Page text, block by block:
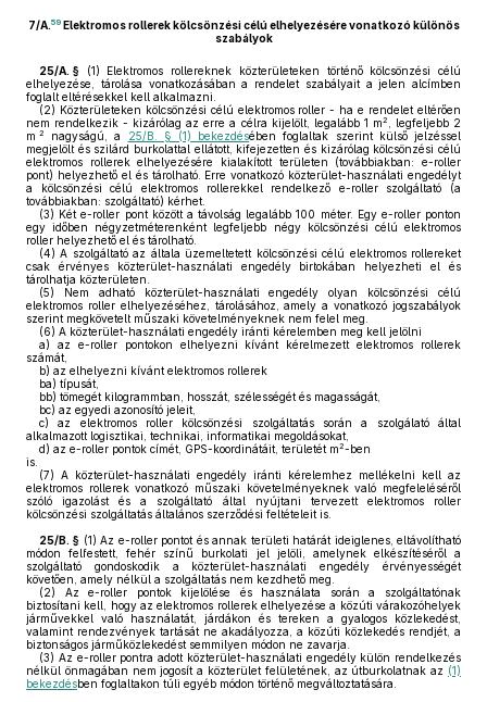
7/A.59 Elektromos rollerek kölcsönzési célú elhelyezésére vonatkozó különös
szabályok
25/A. § (1) Elektromos rollereknek közterületeken történő kölcsönzési célú
elhelyezése, tárolása vonatkozásában a rendelet szabályait a jelen alcímben
foglalt eltérésekkel kell alkalmazni.
(2) Közterületeken kölcsönzési célú elektromos roller - ha e rendelet eltérően
nem rendelkezik - kizárólag az erre a célra kijelölt, legalább 1 m2
, legfeljebb 2
m 2 nagyságú, a 25/B. § (1) bekezdésében foglaltak szerint külső jelzéssel
megjelölt és szilárd burkolattal ellátott, kifejezetten és kizárólag kölcsönzési célú
elektromos rollerek elhelyezésére kialakított területen (továbbiakban: e-roller
pont) helyezhető el és tárolható. Erre vonatkozó közterület-használati engedélyt
a kölcsönzési célú elektromos rollerekkel rendelkező e-roller szolgáltató (a
továbbiakban: szolgáltató) kérhet.
(3) Két e-roller pont között a távolság legalább 100 méter. Egy e-roller ponton
egy időben négyzetméterenként legfeljebb négy kölcsönzési célú elektromos
roller helyezhető el és tárolható.
(4) A szolgáltató az általa üzemeltetett kölcsönzési célú elektromos rollereket
csak érvényes közterület-használati engedély birtokában helyezheti el és
tárolhatja közterületen.
(5) Nem adható közterület-használati engedély olyan kölcsönzési célú
elektromos roller elhelyezéséhez, tárolásához, amely a vonatkozó jogszabályok
szerint megkövetelt műszaki követelményeknek nem felel meg.
(6) A közterület-használati engedély iránti kérelemben meg kell jelölni
a) az e-roller pontokon elhelyezni kívánt kérelmezett elektromos rollerek
számát,
b) az elhelyezni kívánt elektromos rollerek
ba) típusát,
bb) tömegét kilogrammban, hosszát, szélességét és magasságát,
bc) az egyedi azonosító jeleit,
c) az elektromos roller kölcsönzési szolgáltatás során a szolgálató által
alkalmazott logisztikai, technikai, informatikai megoldásokat,
d) az e-roller pontok címét, GPS-koordinátáit, területét m2-ben
is.
(7) A közterület-használati engedély iránti kérelemhez mellékelni kell az
elektromos rollerek vonatkozó műszaki követelményeknek való megfeleléséről
szóló igazolást és a szolgáltató által nyújtani tervezett elektromos roller
kölcsönzési szolgáltatás általános szerződési feltételeit is.
25/B. § (1) Az e-roller pontot és annak területi határát ideiglenes, eltávolítható
módon felfestett, fehér színű burkolati jel jelöli, amelynek elkészítéséről a
szolgáltató gondoskodik a közterület-használati engedély érvényességét
követően, amely nélkül a szolgáltatás nem kezdhető meg.
(2) Az e-roller pontok kijelölése és használata során a szolgáltatónak
biztosítani kell, hogy az elektromos rollerek elhelyezése a közúti várakozóhelyek
járművekkel való használatát, járdákon és tereken a gyalogos közlekedést,
valamint rendezvények tartását ne akadályozza, a közúti közlekedés rendjét, a
biztonságos járműközlekedést semmilyen módon ne zavarja.
(3) Az e-roller pontra adott közterület-használati engedély külön rendelkezés
nélkül önmagában nem jogosít a közterület felületének, az útburkolatnak az (1)
bekezdésben foglaltakon túli egyéb módon történő megváltoztatására.